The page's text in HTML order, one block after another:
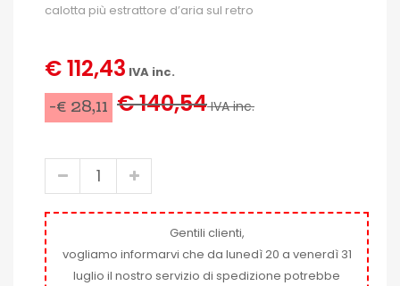
calotta più estrattore d’aria sul retro
€ 112,43 IVA inc.
-€ 28,11 € 140,54IVA inc.
Gentili clienti,
vogliamo informarvi che da lunedì 20 a venerdì 31
luglio il nostro servizio di spedizione potrebbe